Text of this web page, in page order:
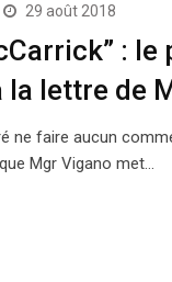
29 août 2018
: le
la lettre de
ne faire aucun
Mgr Vigano met…